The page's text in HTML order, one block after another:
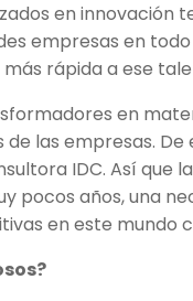
en innovación
empresas en
rápida a ese
en
las empresas.
IDC. Así
pocos años, una
en este mundo